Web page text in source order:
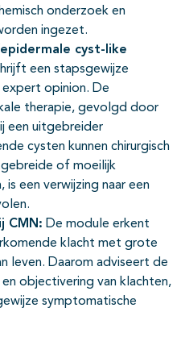
onderzoek en
ingezet.
cyst-like
een stapsgewijze
expert opinion. De
therapie, gevolgd door
een uitgebreider
cysten kunnen chirurgisch
of moeilijk
een verwijzing naar een
CMN: De module erkent
klacht met grote
leven. Daarom adviseert de
objectivering van klachten,
symptomatische